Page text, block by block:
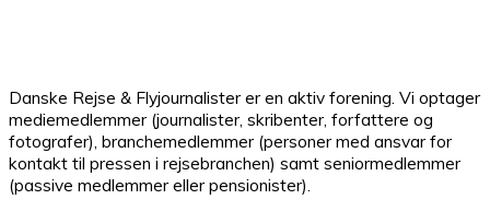
Danske Rejse & Flyjournalister er en aktiv forening. Vi optager
mediemedlemmer (journalister, skribenter, forfattere og
fotografer), branchemedlemmer (personer med ansvar for
kontakt til pressen i rejsebranchen) samt seniormedlemmer
(passive medlemmer eller pensionister).